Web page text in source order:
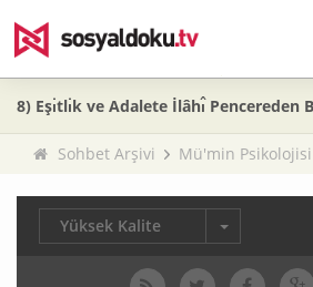
8) Eşı̇tlı̇k ve Adalete İlâhı̂ Pencereden
Sohbet Arşivi Mü'min Psikolojisi
Yüksek Kalite